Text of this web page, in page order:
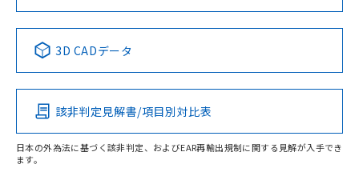
Pb Hg Cd Cr(VI)
O
No No No No
この製品の規格認証/適合状況ページへ
その他の認証はこちらのページからご検索ください
3D CADデータ
該非判定見解書/項目別対比表
日本の外為法に基づく該非判定、およびEAR再輸出規制に関する見解が入手でき
ます。